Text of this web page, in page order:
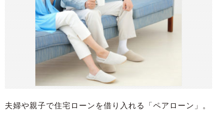
夫婦や親子で住宅ローンを借り入れる「ペアローン」。